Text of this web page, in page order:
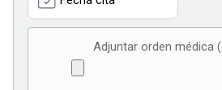
Adjuntar orden médica